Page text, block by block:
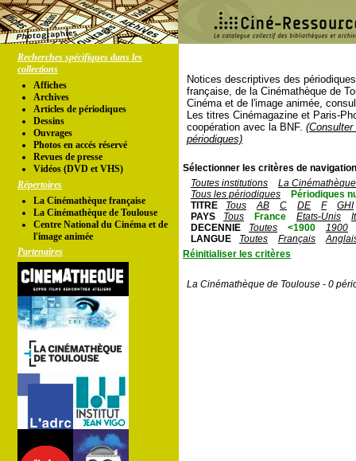
Recherches spécifiques dans les
collections
Affiches
Archives
Articles de périodiques
Dessins
Ouvrages
Photos en accés réservé
Revues de presse
Vidéos (DVD et VHS)
Répertoires
La Cinémathèque française
La Cinémathèque de Toulouse
Centre National du Cinéma et de
l'image animée
Partenaires
Notices descriptives des
française, de la Cinémathèque de
Cinéma et de l'image animée,
Les titres Cinémagazine et Paris-
coopération avec la BNF.
périodiques)
Sélectionner les critères de
Toutes institutions
La
Tous les périodiques
Périodiques
TITRE
Tous AB C DE F
GHI
PAYS
Tous France Etats-Unis
DECENNIE
Toutes <1900
1900
LANGUE
Toutes Français
Réinitialiser les critères
La Cinémathèque de Toulouse - 0